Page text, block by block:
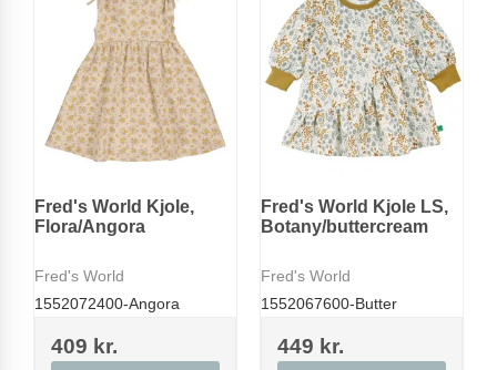
Fred's World Kjole,
Flora/Angora
Fred's World
1552072400-Angora
409 kr.
Fred's World Kjole LS,
Botany/buttercream
Fred's World
1552067600-Butter
449 kr.